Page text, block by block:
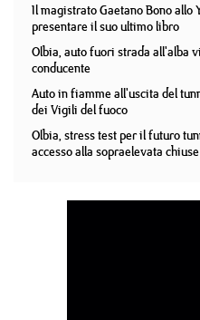
Il magistrato Gaetano Bono allo
presentare il suo ultimo libro
Olbia, auto fuori strada all'alba
conducente
Auto in fiamme all'uscita del
dei Vigili del fuoco
Olbia, stress test per il futuro
accesso alla sopraelevata chiuse